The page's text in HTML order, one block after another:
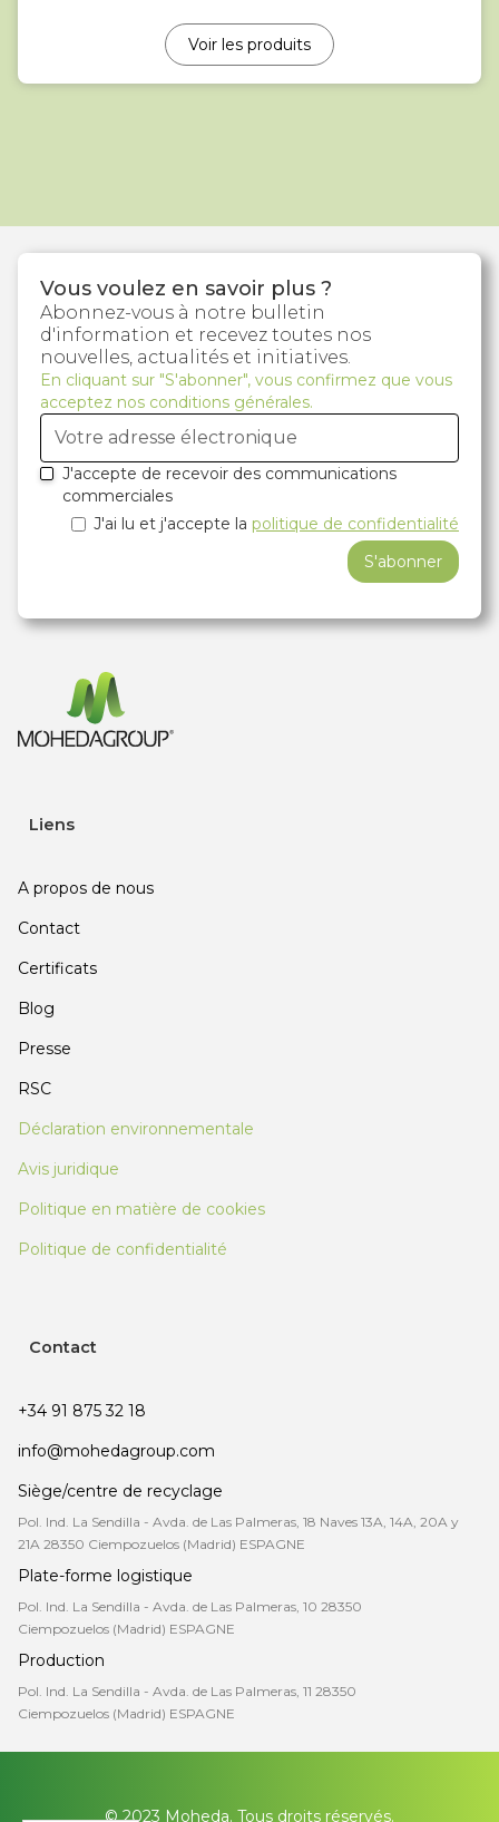
Voir les produits
Vous voulez en savoir plus ?
Abonnez-vous à notre bulletin
d'information et recevez toutes nos
nouvelles, actualités et initiatives.
En cliquant sur "S'abonner", vous confirmez que vous
acceptez nos conditions générales.
J'accepte de recevoir des communications
commerciales
J'ai lu et j'accepte la politique de confidentialité
Liens
A propos de nous
Contact
Certificats
Blog
Presse
RSC
Déclaration environnementale
Avis juridique
Politique en matière de cookies
Politique de confidentialité
Contact
+34 91 875 32 18
info@mohedagroup.com
Siège/centre de recyclage
Pol. Ind. La Sendilla - Avda. de Las Palmeras, 18 Naves 13A, 14A, 20A y
21A 28350 Ciempozuelos (Madrid) ESPAGNE
Plate-forme logistique
Pol. Ind. La Sendilla - Avda. de Las Palmeras, 10 28350
Ciempozuelos (Madrid) ESPAGNE
Production
Pol. Ind. La Sendilla - Avda. de Las Palmeras, 11 28350
Ciempozuelos (Madrid) ESPAGNE
© 2023 Moheda. Tous droits réservés.